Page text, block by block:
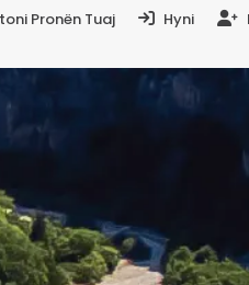
Pronën Tuaj Hyni